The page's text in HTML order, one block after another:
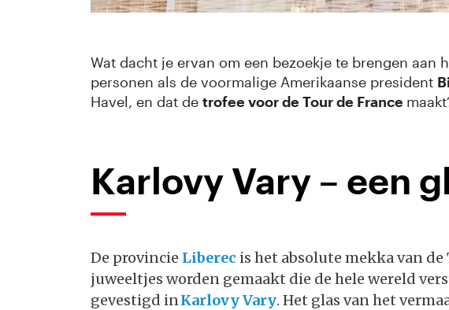
Wat dacht je ervan om een bezoekje te brengen
personen als de voormalige Amerikaanse president
Havel, en dat de trofee voor de Tour de France
Karlovy Vary – een
De provincie Liberec is het absolute mekka van
juweeltjes worden gemaakt die de hele wereld
gevestigd inKarlovy Vary. Het glas van het